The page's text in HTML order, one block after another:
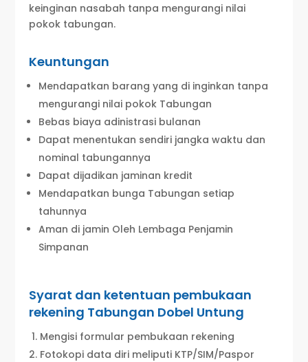
keinginan nasabah tanpa mengurangi nilai
pokok tabungan.
Keuntungan
Mendapatkan barang yang di inginkan tanpa
mengurangi nilai pokok Tabungan
Bebas biaya adinistrasi bulanan
Dapat menentukan sendiri jangka waktu dan
nominal tabungannya
Dapat dijadikan jaminan kredit
Mendapatkan bunga Tabungan setiap
tahunnya
Aman di jamin Oleh Lembaga Penjamin
Simpanan
Syarat dan ketentuan pembukaan
rekening Tabungan Dobel Untung
Mengisi formular pembukaan rekening
Fotokopi data diri meliputi KTP/SIM/Paspor